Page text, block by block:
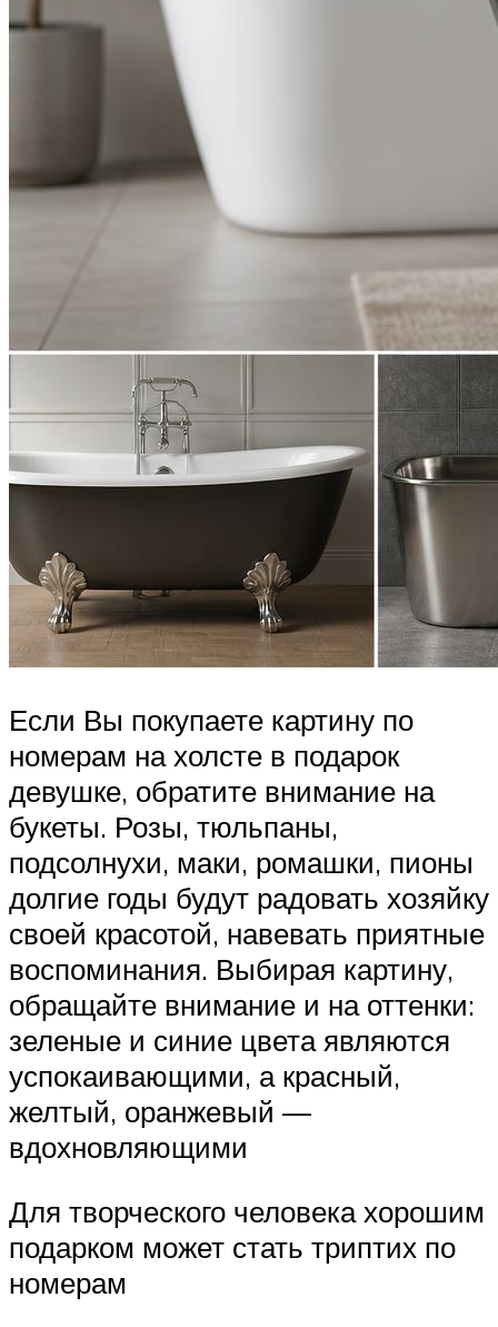
Если Вы покупаете картину по
номерам на холсте в подарок
девушке, обратите внимание на
букеты. Розы, тюльпаны,
подсолнухи, маки, ромашки, пионы
долгие годы будут радовать хозяйку
своей красотой, навевать приятные
воспоминания. Выбирая картину,
обращайте внимание и на оттенки:
зеленые и синие цвета являются
успокаивающими, а красный,
желтый, оранжевый —
вдохновляющими
Для творческого человека хорошим
подарком может стать триптих по
номерам